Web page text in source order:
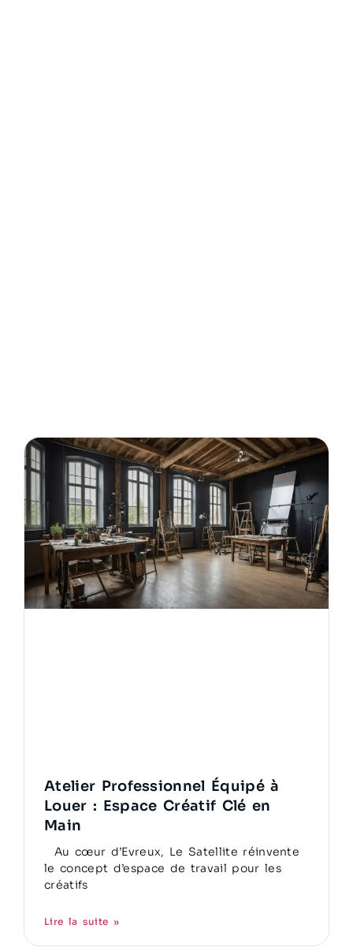
Atelier Professionnel Équipé à
Louer : Espace Créatif Clé en
Main
Au cœur d’Evreux, Le Satellite réinvente
le concept d’espace de travail pour les
créatifs
Lire la suite »